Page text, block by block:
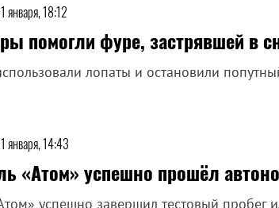
января, 18:12
помогли фуре, застрявшей в
лопаты и остановили
января, 14:43
«Атом» успешно прошёл
успешно завершил тестовый пробег